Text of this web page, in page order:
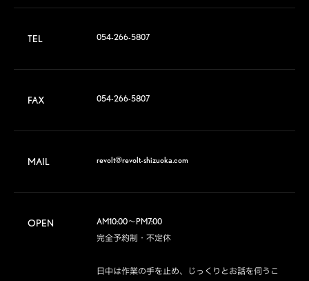
TEL 054-266-5807
FAX 054-266-5807
MAIL revolt@revolt-shizuoka.com
OPEN
AM10:00～PM7:00
完全予約制・不定休
日中は作業の手を止め、じっくりとお話を伺うこ